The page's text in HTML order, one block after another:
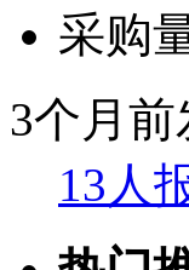
采购
3个月前
13人